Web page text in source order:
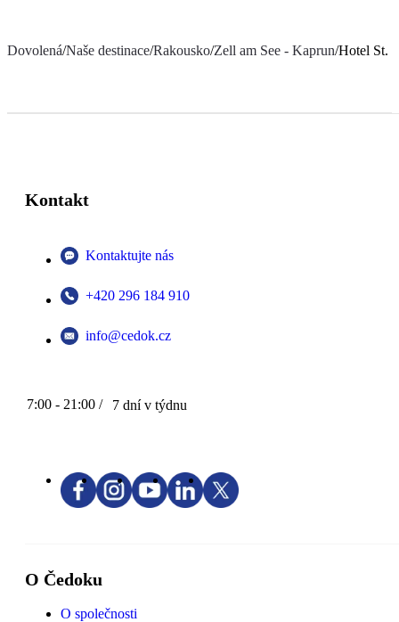
Dovolená/Naše destinace/Rakousko/Zell am See - Kaprun/Hotel St.
Kontakt
Kontaktujte nás
+420 296 184 910
info@cedok.cz
7:00 - 21:00 / 7 dní v týdnu
O Čedoku
O společnosti